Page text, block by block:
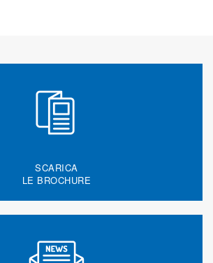
SCARICA
LE BROCHURE